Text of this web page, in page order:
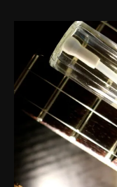
Guerbois
2015
Phenix